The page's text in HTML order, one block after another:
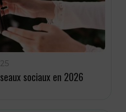
sociaux en 2026